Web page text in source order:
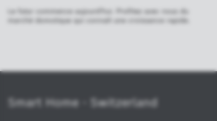
Le futur commence aujourd'hui. Profitez avec nous du
marché domotique qui connaît une croissance rapide.
Smart Home - Switzerland